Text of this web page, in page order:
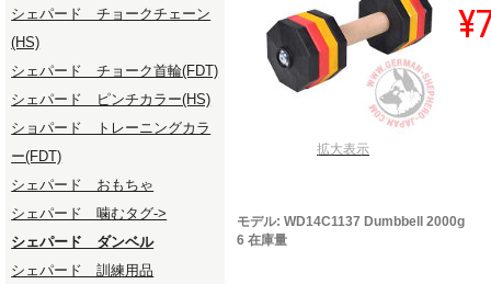
シェパード チョークチェーン
(HS)
シェパード チョーク首輪(FDT)
シェパード ピンチカラー(HS)
ショパード トレーニングカラ
ー(FDT)
シェパード おもちゃ
シェパード 噛むタグ->
シェパード ダンベル
シェパード 訓練用品
拡大表示
モデル: WD14C1137 Dumbbell 2000g
6 在庫量